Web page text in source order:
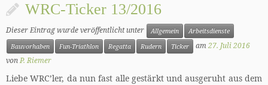
WRC-Ticker 13/2016
Dieser Eintrag wurde veröffentlicht unter Allgemein
Arbeitsdienste
Bauvorhaben
Fun-Triathlon Regatta Rudern Ticker am27. Juli 2016
vonP. Riemer
Liebe WRC’ler, da nun fast alle gestärkt und ausgeruht aus dem